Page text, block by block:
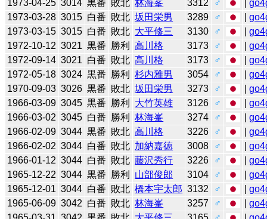
1973-04-25 3014 黒番 敗北 林海峯 3312 ♂ |
1973-03-28 3015 白番 敗北 坂田栄男 3289 ♂ |
1973-03-15 3015 白番 敗北 大平修三 3130 ♂ |
1972-10-12 3021 黒番 勝利 高川格 3173 ♂ |
1972-09-14 3021 白番 敗北 高川格 3173 ♂ |
1972-05-18 3024 黒番 勝利 杉内雅男 3054 ♂ |
1970-09-03 3026 黒番 敗北 坂田栄男 3273 ♂ |
1966-03-09 3045 黒番 勝利 大竹英雄 3126 ♂ |
1966-03-02 3045 白番 勝利 林海峯 3274 ♂ |
1966-02-09 3044 黒番 敗北 高川格 3226 ♂ |
1966-02-02 3044 白番 敗北 加納嘉徳 3008 ♂ |
1966-01-12 3044 白番 敗北 藤沢秀行 3226 ♂ |
1965-12-22 3044 黒番 勝利 山部俊郎 3104 ♂ |
1965-12-01 3044 白番 敗北 橋本宇太郎 3132 ♂ |
1965-06-09 3042 白番 敗北 林海峯 3257 ♂ |